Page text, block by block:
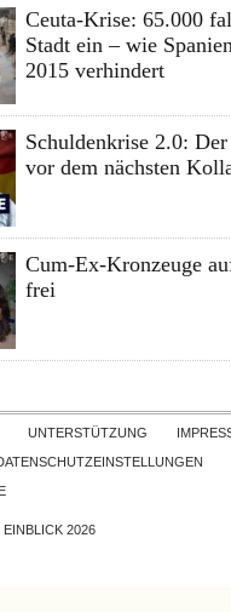
Ceuta-Krise: 65.000
Stadt ein – wie
2015 verhindert
Schuldenkrise 2.0:
vor dem nächsten
Cum-Ex-Kronzeuge
frei
Skip to content
UNTERSTÜTZUNG
2026